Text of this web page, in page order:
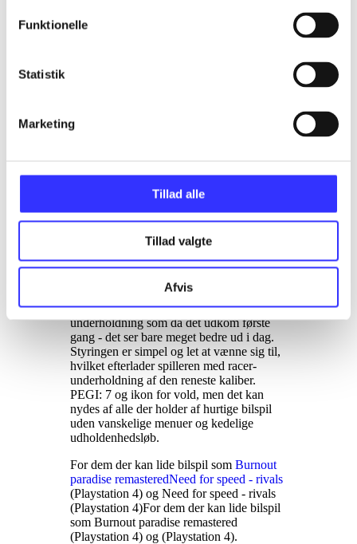
Funktionelle
Statistik
Marketing
Tillad alle
Tillad valgte
Afvis
politiet og deltag i jagten eller bliv
til den gamle udgave har man ikke ændret
oplåst mellem banerne, og så er der tilføjet
miltiplayer på tværs af platforme. Spillet
indeholder alt tidligere udgivet DLC. På
PS4 Pro og Xbox One X rammer spillet
enten 60FPS ved 1080p i "Performance
mode" eller 30FPS ved 4K i "Quality
Det er ligeså sjovt og uforpligtende racing-
underholdning som da det udkom første
gang - det ser bare meget bedre ud i dag.
Styringen er simpel og let at vænne sig til,
hvilket efterlader spilleren med racer-
underholdning af den reneste kaliber.
PEGI: 7 og ikon for vold, men det kan
nydes af alle der holder af hurtige bilspil
uden vanskelige menuer og kedelige
udholdenhedsløb.
For dem der kan lide bilspil som Burnout
paradise remasteredNeed for speed - rivals
(Playstation 4) og Need for speed - rivals
(Playstation 4)For dem der kan lide bilspil
som Burnout paradise remastered
(Playstation 4) og (Playstation 4).